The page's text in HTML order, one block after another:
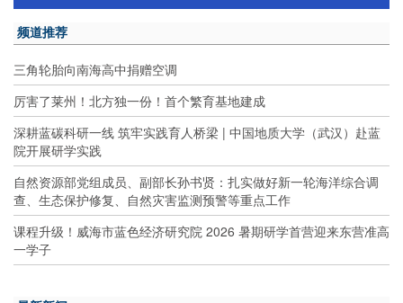
频道推荐
三角轮胎向南海高中捐赠空调
厉害了莱州！北方独一份！首个繁育基地建成
深耕蓝碳科研一线 筑牢实践育人桥梁 | 中国地质大学（武汉）赴蓝
院开展研学实践
自然资源部党组成员、副部长孙书贤：扎实做好新一轮海洋综合调
查、生态保护修复、自然灾害监测预警等重点工作
课程升级！威海市蓝色经济研究院 2026 暑期研学首营迎来东营准高
一学子